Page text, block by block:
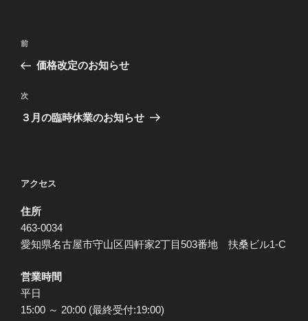
投
ナ
ビ
ゲ
ン
前
の
稿
前
価格改定のお知らせ
次
の
次
３月の臨時休業のお知らせ
アクセス
住所
463-0034
愛知県名古屋市守山区四軒家2丁目503番地 扶桑ビル1-C
営業時間
平日
15:00 ～ 20:00 (最終受付:19:00)